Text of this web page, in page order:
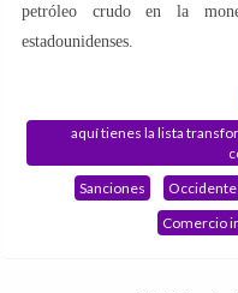
petróleo crudo en la
estadounidenses.
aquí tienes la lista
Sanciones
Occidente
Comercio